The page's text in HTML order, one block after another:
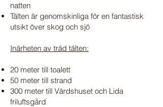
natten
Tälten är genomskinliga för en fantastisk
utsikt över skog och sjö
Inärheten av träd tälten:
20 meter till toalett
50 meter till strand
300 meter till Värdshuset och Lida
friluftsgård